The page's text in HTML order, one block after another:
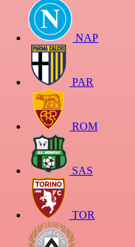
NAP
PAR
ROM
SAS
TOR